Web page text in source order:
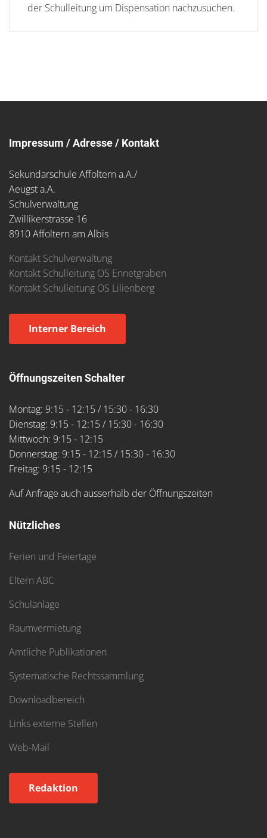
der Schulleitung um Dispensation nachzusuchen.
Impressum / Adresse / Kontakt
Sekundarschule Affoltern a.A./
Aeugst a.A.
Schulverwaltung
Zwillikerstrasse 16
8910 Affoltern am Albis
Kontakt Schulverwaltung
Kontakt Schulleitung OS Ennetgraben
Kontakt Schulleitung OS Lilienberg
Interner Bereich
Öffnungszeiten Schalter
Montag: 9:15 - 12:15 / 15:30 - 16:30
Dienstag: 9:15 - 12:15 / 15:30 - 16:30
Mittwoch: 9:15 - 12:15
Donnerstag: 9:15 - 12:15 / 15:30 - 16:30
Freitag: 9:15 - 12:15
Auf Anfrage auch ausserhalb der Öffnungszeiten
Nützliches
Ferien und Feiertage
Eltern ABC
Schulanlage
Raumvermietung
Amtliche Publikationen
Systematische Rechtssammlung
Downloadbereich
Links externe Stellen
Web-Mail
Redaktion